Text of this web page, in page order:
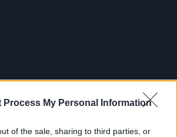
Process My Personal Information
of the sale, sharing to third parties, or